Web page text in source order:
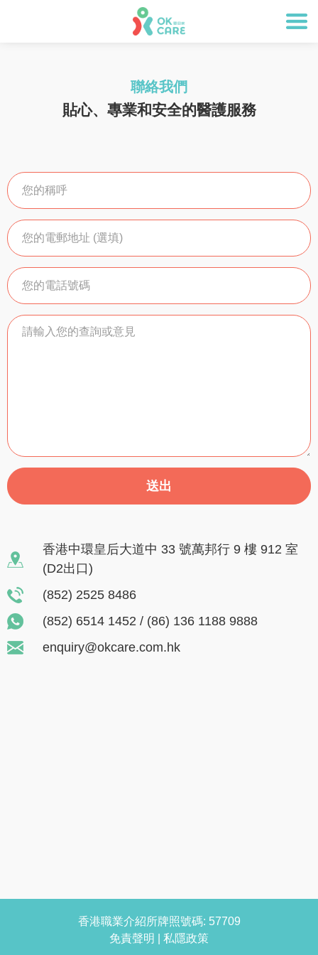
聯絡我們
貼心、專業和安全的醫護服務
送出
香港中環皇后大道中 33 號萬邦行 9 樓 912 室
(D2出口)
(852) 2525 8486
(852) 6514 1452 / (86) 136 1188 9888
enquiry@okcare.com.hk
香港職業介紹所牌照號碼: 57709
免責聲明
私隱政策